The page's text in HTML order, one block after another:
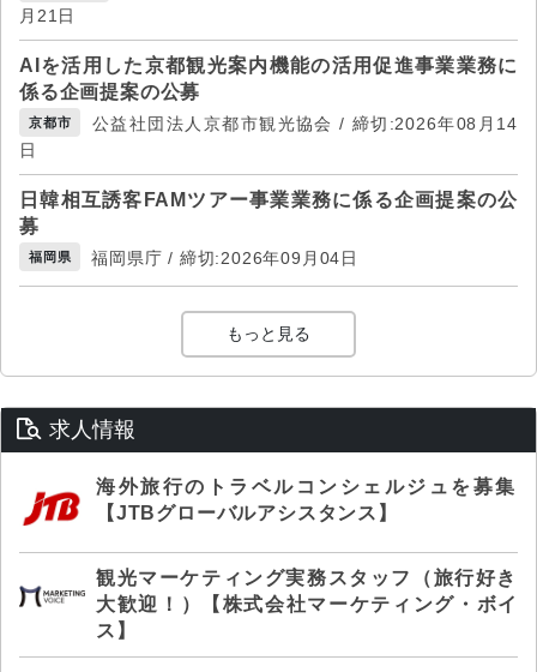
月21日
AIを活用した京都観光案内機能の活用促進事業業務に
係る企画提案の公募
京都市
公益社団法人京都市観光協会 / 締切:2026年08月14
日
日韓相互誘客FAMツアー事業業務に係る企画提案の公
募
福岡県 福岡県庁 / 締切:2026年09月04日
もっと見る
求人情報
海外旅行のトラベルコンシェルジュを募集
【JTBグローバルアシスタンス】
観光マーケティング実務スタッフ（旅行好き
大歓迎！）【株式会社マーケティング・ボイ
ス】